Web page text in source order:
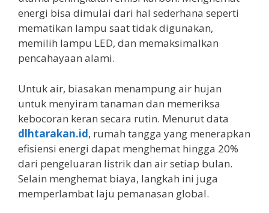
energi bisa dimulai dari hal sederhana seperti
mematikan lampu saat tidak digunakan,
memilih lampu LED, dan memaksimalkan
pencahayaan alami.
Untuk air, biasakan menampung air hujan
untuk menyiram tanaman dan memeriksa
kebocoran keran secara rutin. Menurut data
dlhtarakan.id, rumah tangga yang menerapkan
efisiensi energi dapat menghemat hingga 20%
dari pengeluaran listrik dan air setiap bulan.
Selain menghemat biaya, langkah ini juga
memperlambat laju pemanasan global.